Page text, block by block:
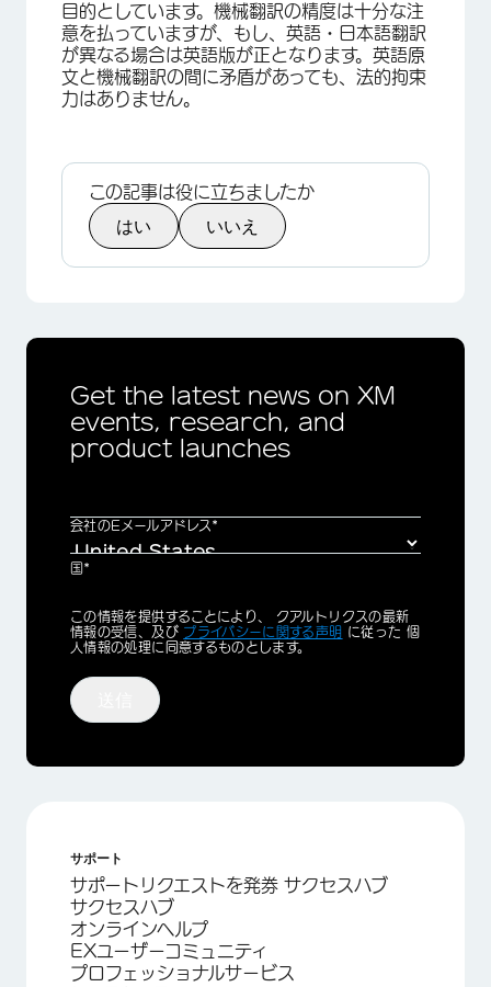
目的としています。機械翻訳の精度は十分な注
意を払っていますが、もし、英語・日本語翻訳
が異なる場合は英語版が正となります。英語原
文と機械翻訳の間に矛盾があっても、法的拘束
力はありません。
この記事は役に立ちましたか
はい いいえ
Get the latest news on XM
events, research, and
product launches
会社のEメールアドレス*
国*
Privacy
Optin
この情報を提供することにより、 クアルトリクスの最新
情報の受信、及び プライバシーに関する声明 に従った 個
人情報の処理に同意するものとします。
サポート
サポートリクエストを発券 サクセスハブ
サクセスハブ
オンラインヘルプ
EXユーザーコミュニティ
プロフェッショナルサービス